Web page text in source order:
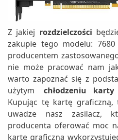
Z jakiej rozdzielczości
zakupie tego modelu:
producentem
nie może pracować nam
warto zapoznać się z
użytym
chłodzeniu
Kupując tę kartę
uwadze nasz zasilacz,
producenta oferować moc
kartę graficzną